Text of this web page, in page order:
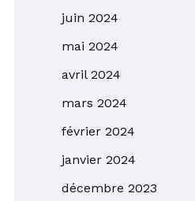
juin 2024
mai 2024
avril 2024
mars 2024
février 2024
janvier 2024
décembre 2023